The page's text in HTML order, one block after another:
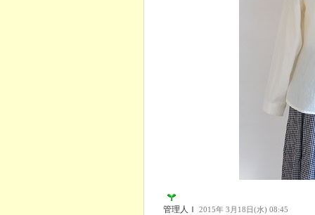
管理人Ｉ 2015年 3月18日(水) 08:45